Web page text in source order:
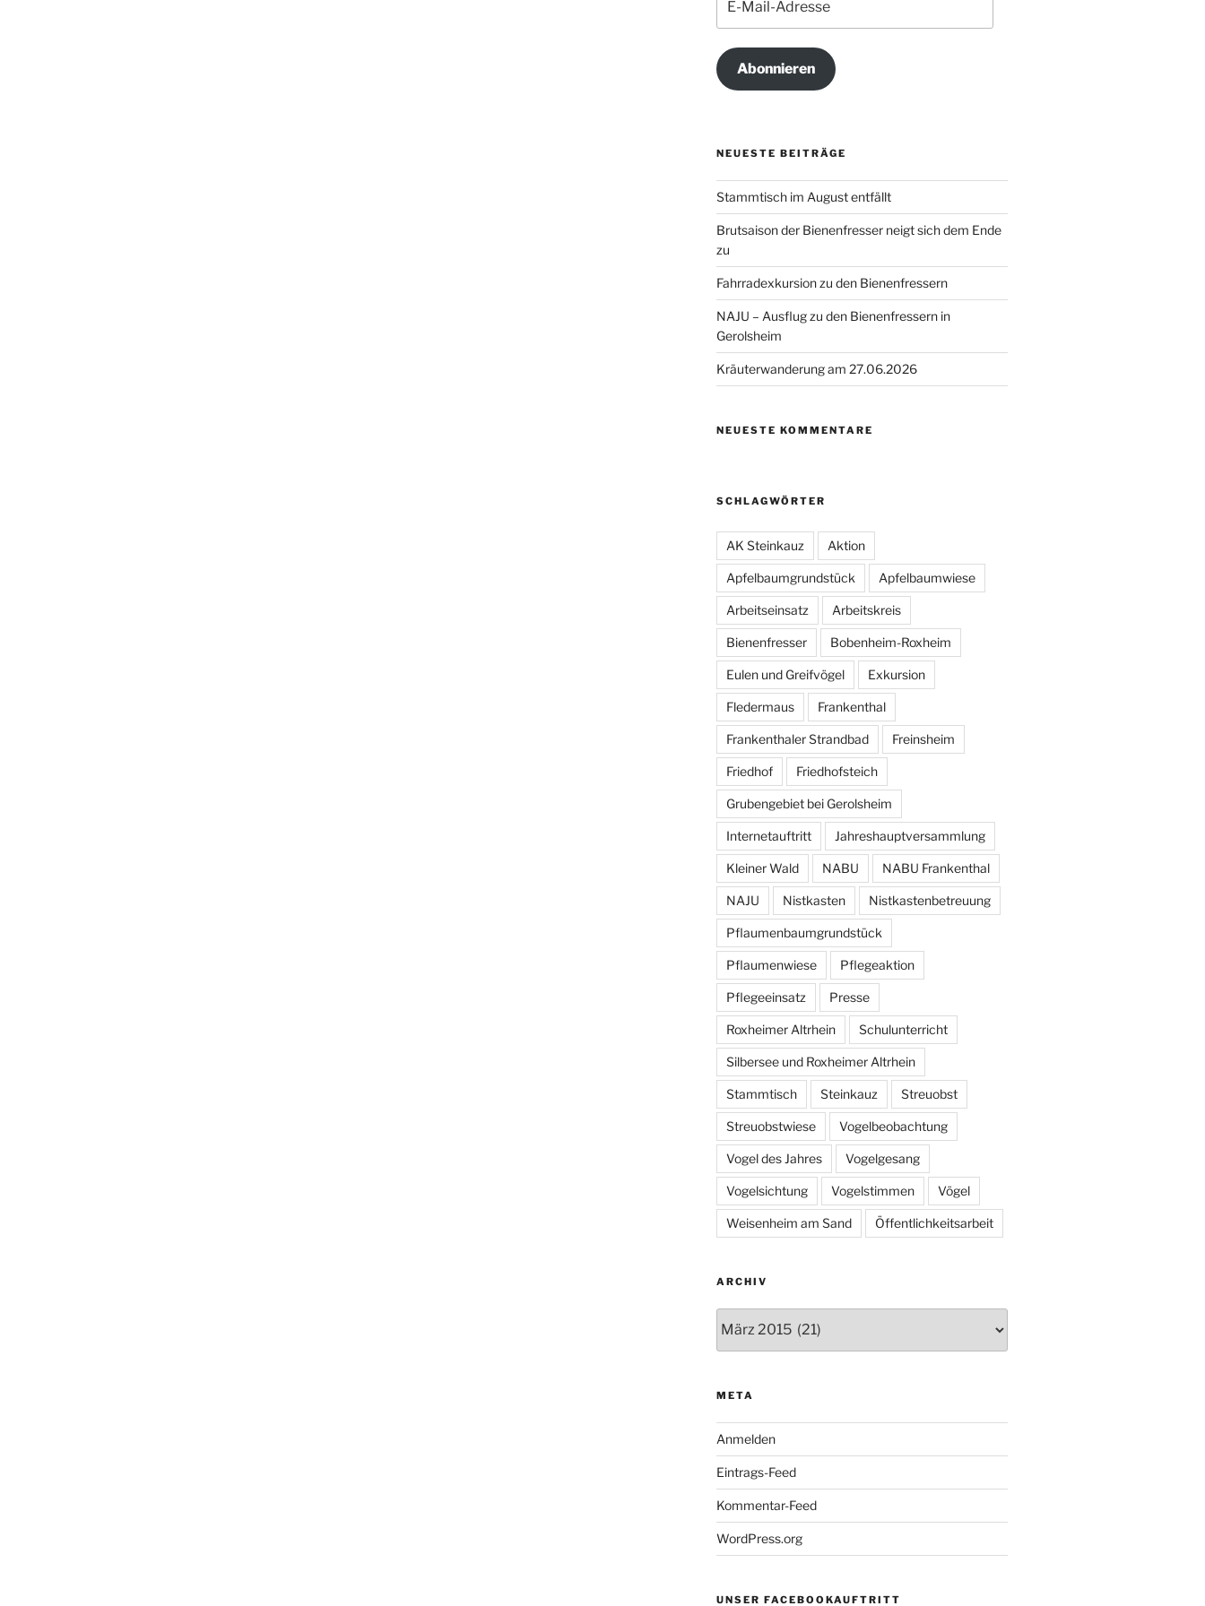
Mail-
Adresse
Abonnieren
NEUESTE BEITRÄGE
Stammtisch im August entfällt
Brutsaison der Bienenfresser neigt sich dem Ende
zu
Fahrradexkursion zu den Bienenfressern
NAJU – Ausflug zu den Bienenfressern in
Gerolsheim
Kräuterwanderung am 27.06.2026
NEUESTE KOMMENTARE
SCHLAGWÖRTER
AK Steinkauz Aktion
Apfelbaumgrundstück Apfelbaumwiese
Arbeitseinsatz Arbeitskreis
Bienenfresser Bobenheim-Roxheim
Eulen und Greifvögel Exkursion
Fledermaus Frankenthal
Frankenthaler Strandbad Freinsheim
Friedhof Friedhofsteich
Grubengebiet bei Gerolsheim
Internetauftritt Jahreshauptversammlung
Kleiner Wald NABU NABU Frankenthal
NAJU Nistkasten Nistkastenbetreuung
Pflaumenbaumgrundstück
Pflaumenwiese Pflegeaktion
Pflegeeinsatz Presse
Roxheimer Altrhein Schulunterricht
Silbersee und Roxheimer Altrhein
Stammtisch Steinkauz Streuobst
Streuobstwiese Vogelbeobachtung
Vogel des Jahres Vogelgesang
Vogelsichtung Vogelstimmen Vögel
Weisenheim am Sand Öffentlichkeitsarbeit
ARCHIV
META
Anmelden
Eintrags-Feed
Kommentar-Feed
WordPress.org
UNSER FACEBOOKAUFTRITT